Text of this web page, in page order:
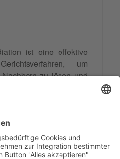
ist eine effektive
um
zu lösen und
Zeit. Erfolg hängt
wird die